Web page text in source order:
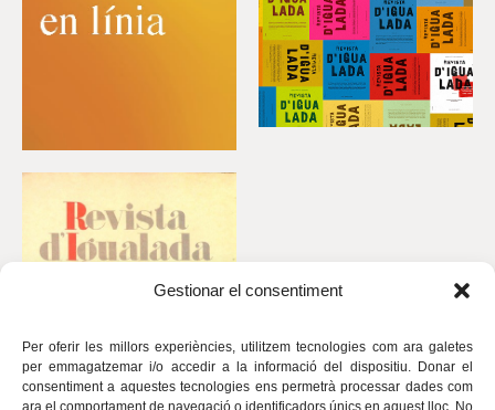
Gestionar el consentiment
Per oferir les millors experiències, utilitzem tecnologies com ara galetes
per emmagatzemar i/o accedir a la informació del dispositiu. Donar el
consentiment a aquestes tecnologies ens permetrà processar dades com
ara el comportament de navegació o identificadors únics en aquest lloc. No